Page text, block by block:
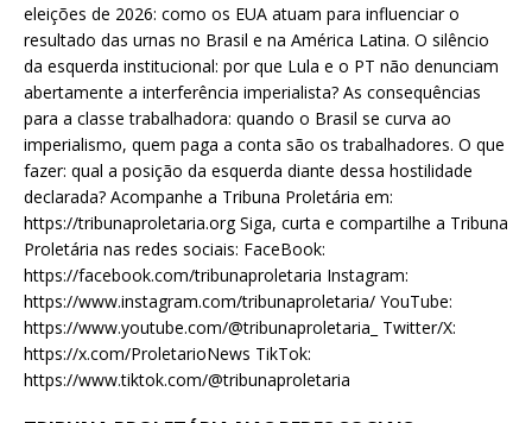
eleições de 2026: como os EUA atuam para influenciar o
resultado das urnas no Brasil e na América Latina. O silêncio
da esquerda institucional: por que Lula e o PT não denunciam
abertamente a interferência imperialista? As consequências
para a classe trabalhadora: quando o Brasil se curva ao
imperialismo, quem paga a conta são os trabalhadores. O que
fazer: qual a posição da esquerda diante dessa hostilidade
declarada? Acompanhe a Tribuna Proletária em:
https://tribunaproletaria.org Siga, curta e compartilhe a Tribuna
Proletária nas redes sociais: FaceBook:
https://facebook.com/tribunaproletaria Instagram:
https://www.instagram.com/tribunaproletaria/ YouTube:
https://www.youtube.com/@tribunaproletaria_ Twitter/X:
https://x.com/ProletarioNews TikTok:
https://www.tiktok.com/@tribunaproletaria